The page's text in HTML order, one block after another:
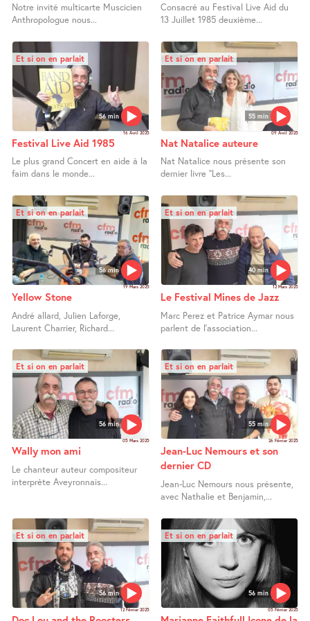
Notre invité multicarte Muscicien
Anthropologue nous...
Consacré au Festival Live Aid du
13 Juillet 1985 deuxième...
56 min
Et si on en parlait
16 Avril 2025
Festival Live Aid 1985
Le plus grand Concert en aide à la
faim dans le monde...
55 min
Et si on en parlait
09 Avril 2025
Nat Natalice auteure
Nat Natalice nous présente son
dernier livre "Les...
56 min
Et si on en parlait
19 Mars 2025
Yellow Stone
André allard, Julien Laforge,
Laurent Charrier, Richard...
40 min
Et si on en parlait
12 Mars 2025
Le Festival Mines de Jazz
Marc Perez et Patrice Aymar nous
parlent de l’association...
56 min
Et si on en parlait
05 Mars 2025
Wally mon ami
Le chanteur auteur compositeur
interprète Aveyronnais...
55 min
Et si on en parlait
26 Février 2025
Jean-Luc Nemours et son
dernier CD
Jean-Luc Nemours nous présente,
avec Nathalie et Benjamin,...
56 min
Et si on en parlait
12 Février 2025
56 min
Et si on en parlait
05 Février 2025